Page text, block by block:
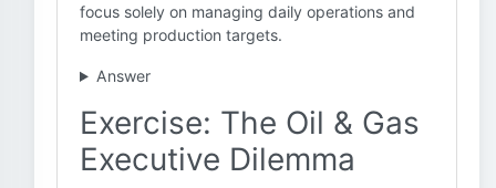
focus solely on managing daily operations and
meeting production targets.
Answer
Exercise: The Oil & Gas
Executive Dilemma